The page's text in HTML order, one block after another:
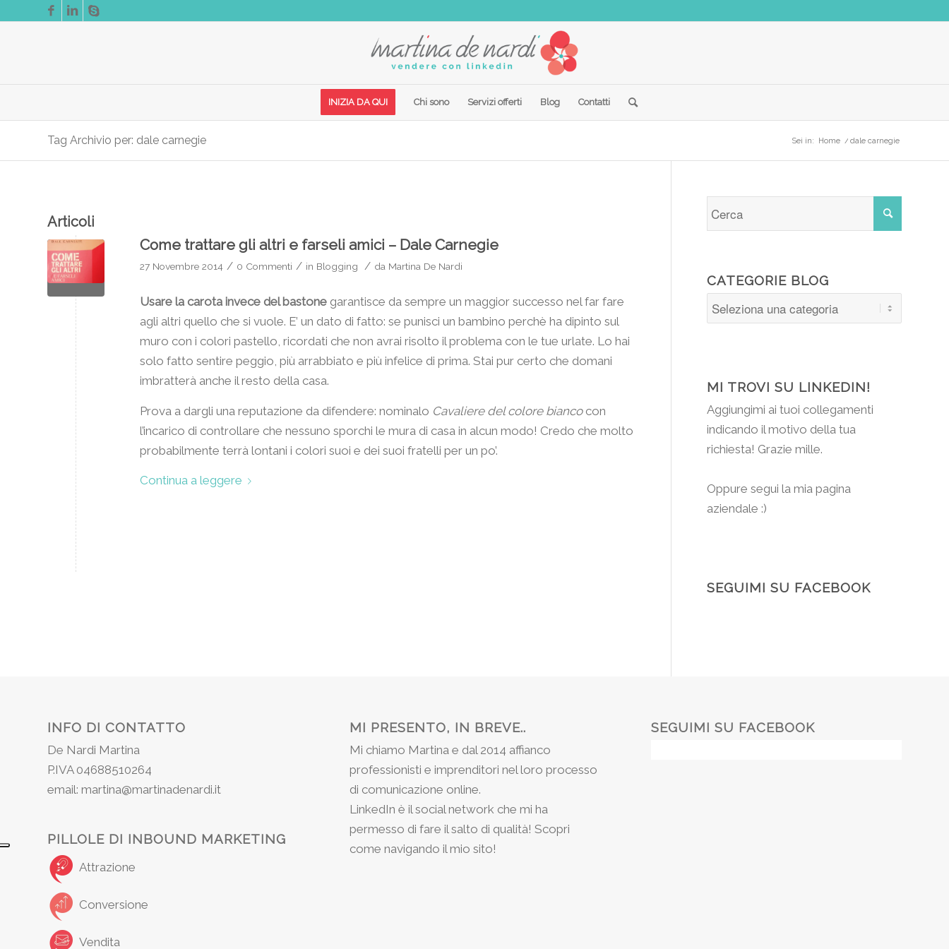
INIZIA DA QUI Chi sono Servizi offerti Blog Contatti
Tag Archivio per: dale carnegie Sei in: Home / dale carnegie
Articoli
Come trattare gli altri e farseli amici – Dale Carnegie
27 Novembre 2014 / 0 Commenti / in Blogging / da Martina De Nardi
Usare la carota invece del bastone garantisce da sempre un maggior successo nel far fare
agli altri quello che si vuole. E’ un dato di fatto: se punisci un bambino perchè ha dipinto sul
muro con i colori pastello, ricordati che non avrai risolto il problema con le tue urlate. Lo hai
solo fatto sentire peggio, più arrabbiato e più infelice di prima. Stai pur certo che domani
imbratterà anche il resto della casa.
Prova a dargli una reputazione da difendere: nominalo Cavaliere del colore biancocon
l’incarico di controllare che nessuno sporchi le mura di casa in alcun modo! Credo che molto
probabilmente terrà lontani i colori suoi e dei suoi fratelli per un po’.
Continua a leggere
CATEGORIE BLOG
MI TROVI SU LINKEDIN!
Aggiungimi ai tuoi collegamenti
indicando il motivo della tua
richiesta! Grazie mille.
Oppure segui la mia pagina
aziendale :)
SEGUIMI SU FACEBOOK
INFO DI CONTATTO
De Nardi Martina
P.IVA 04688510264
email: martina@martinadenardi.it
PILLOLE DI INBOUND MARKETING
Attrazione
Conversione
Vendita
MI PRESENTO, IN BREVE..
Mi chiamo Martina e dal 2014 affianco
professionisti e imprenditori nel loro processo
di comunicazione online.
LinkedIn è il social network che mi ha
permesso di fare il salto di qualità! Scopri
come navigando il mio sito!
SEGUIMI SU FACEBOOK